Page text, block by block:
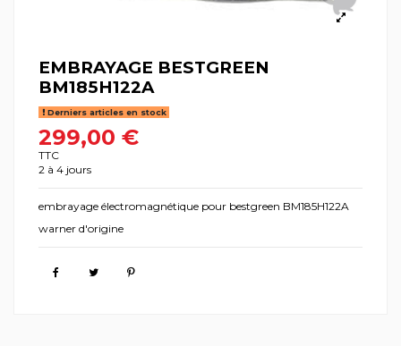
EMBRAYAGE BESTGREEN
BM185H122A
Derniers articles en stock
299,00 €
TTC
2 à 4 jours
embrayage électromagnétique pour bestgreen BM185H122A
warner d'origine